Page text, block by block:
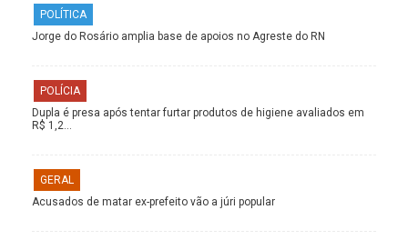
POLÍTICA
Jorge do Rosário amplia base de apoios no Agreste do RN
POLÍCIA
Dupla é presa após tentar furtar produtos de higiene avaliados em
R$ 1,2…
GERAL
Acusados de matar ex-prefeito vão a júri popular